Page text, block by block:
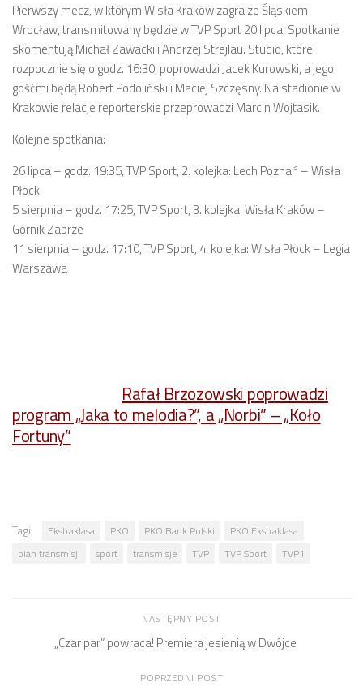
Pierwszy mecz, w którym Wisła Kraków zagra ze Śląskiem
Wrocław, transmitowany będzie w TVP Sport 20 lipca. Spotkanie
skomentują Michał Zawacki i Andrzej Strejlau. Studio, które
rozpocznie się o godz. 16:30, poprowadzi Jacek Kurowski, a jego
gośćmi będą Robert Podoliński i Maciej Szczęsny. Na stadionie w
Krakowie relacje reporterskie przeprowadzi Marcin Wojtasik.
Kolejne spotkania:
26 lipca – godz. 19:35, TVP Sport, 2. kolejka: Lech Poznań – Wisła
Płock
5 sierpnia – godz. 17:25, TVP Sport, 3. kolejka: Wisła Kraków –
Górnik Zabrze
11 sierpnia – godz. 17:10, TVP Sport, 4. kolejka: Wisła Płock – Legia
Warszawa
Rafał Brzozowski poprowadzi
program „Jaka to melodia?”, a „Norbi” – „Koło
Fortuny”
Tagi: Ekstraklasa PKO PKO Bank Polski
PKO Ekstraklasa
plan transmisji
sport transmisje TVP TVP Sport TVP1
NASTĘPNY POST
„Czar par” powraca! Premiera jesienią w Dwójce
POPRZEDNI POST